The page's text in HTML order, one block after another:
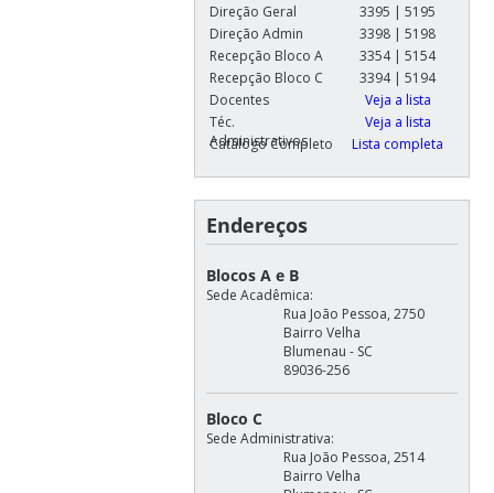
Direção Geral
3395 | 5195
Direção Admin
3398 | 5198
Recepção Bloco A
3354 | 5154
Recepção Bloco C
3394 | 5194
Docentes
Veja a lista
Téc.
Administrativos
Veja a lista
Catálogo Completo
Lista completa
Endereços
Blocos A e B
Sede Acadêmica:
Rua João Pessoa, 2750
Bairro Velha
Blumenau - SC
89036-256
Bloco C
Sede Administrativa:
Rua João Pessoa, 2514
Bairro Velha